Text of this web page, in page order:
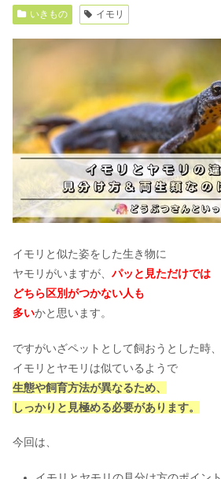
いきもの イモリ
イモリと似た姿をした生き物に
ヤモリがいますが、 パッと見ただけでは
どちら区別がつかない人も
多いかと思います。
ですがいざペットとして飼おうとした時、
イモリとヤモリは似ているようで
生態や飼育方法が異なるため、
しっかりと見極める必要があります。
今回は、